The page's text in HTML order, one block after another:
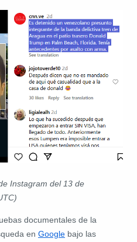
Instagram del 13 de
documentales de la
en Google bajo las